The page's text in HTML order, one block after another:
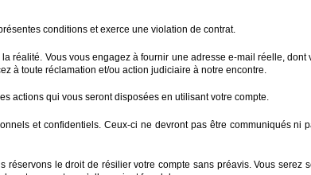
conditions et exerce une violation de contrat.
réalité. Vous vous engagez à fournir une adresse e-mail réelle, dont
à toute réclamation et/ou action judiciaire à notre encontre.
actions qui vous seront disposées en utilisant votre compte.
et confidentiels. Ceux-ci ne devront pas être communiqués ni
le droit de résilier votre compte sans préavis. Vous serez